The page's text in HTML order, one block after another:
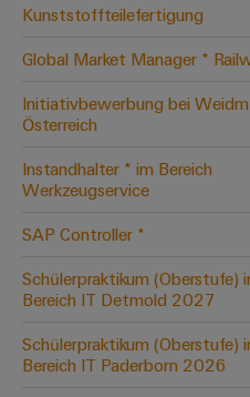
und
bestückte
Kundenspezifische
Kunststoffteilefertigung
Global Market Manager *
Initiativbewerbung bei
Österreich
Instandhalter * im Bereich
Werkzeugservice
SAP Controller *
Schülerpraktikum (Oberstufe)
Bereich IT Detmold 2027
Schülerpraktikum (Oberstufe)
Bereich IT Paderborn 2026